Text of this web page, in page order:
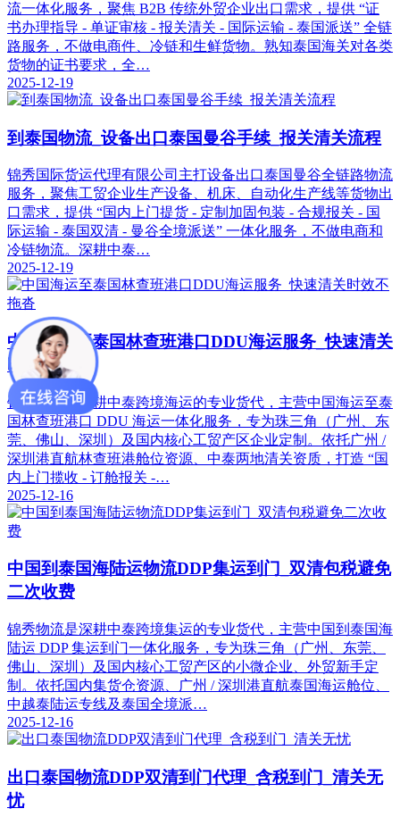
流一体化服务，聚焦 B2B 传统外贸企业出口需求，提供 “证
书办理指导 - 单证审核 - 报关清关 - 国际运输 - 泰国派送” 全链
路服务，不做电商件、冷链和生鲜货物。熟知泰国海关对各类
货物的证书要求，全…
2025-12-19
到泰国物流_设备出口泰国曼谷手续_报关清关流程
锦秀国际货运代理有限公司主打设备出口泰国曼谷全链路物流
服务，聚焦工贸企业生产设备、机床、自动化生产线等货物出
口需求，提供 “国内上门提货 - 定制加固包装 - 合规报关 - 国
际运输 - 泰国双清 - 曼谷全境派送” 一体化服务，不做电商和
冷链物流。深耕中泰…
2025-12-19
中国海运至泰国林查班港口DDU海运服务_快速清关
时效不拖沓
锦秀物流是深耕中泰跨境海运的专业货代，主营中国海运至泰
国林查班港口 DDU 海运一体化服务，专为珠三角（广州、东
莞、佛山、深圳）及国内核心工贸产区企业定制。依托广州 /
深圳港直航林查班港舱位资源、中泰两地清关资质，打造 “国
内上门揽收 - 订舱报关 -…
2025-12-16
中国到泰国海陆运物流DDP集运到门_双清包税避免
二次收费
锦秀物流是深耕中泰跨境集运的专业货代，主营中国到泰国海
陆运 DDP 集运到门一体化服务，专为珠三角（广州、东莞、
佛山、深圳）及国内核心工贸产区的小微企业、外贸新手定
制。依托国内集货仓资源、广州 / 深圳港直航泰国海运舱位、
中越泰陆运专线及泰国全境派…
2025-12-16
出口泰国物流DDP双清到门代理_含税到门_清关无
忧